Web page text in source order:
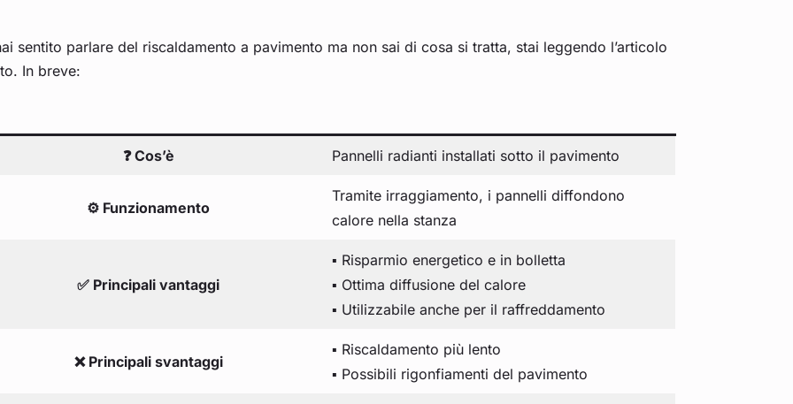
sentito parlare del riscaldamento a pavimento ma non sai di cosa si tratta, stai leggendo l’articolo
In breve:
❓ Cos’è Pannelli radianti installati sotto il pavimento
⚙️ Funzionamento
Tramite irraggiamento, i pannelli diffondono
calore nella stanza
✅ Principali vantaggi
▪️ Risparmio energetico e in bolletta
▪️ Ottima diffusione del calore
▪️ Utilizzabile anche per il raffreddamento
❌ Principali svantaggi
▪️ Riscaldamento più lento
▪️ Possibili rigonfiamenti del pavimento